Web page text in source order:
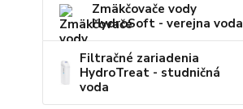
Zmäkčovače vody
HydroSoft - verejna voda
Filtračné zariadenia
HydroTreat - studničná
voda